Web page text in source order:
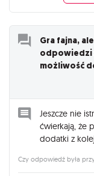
Gra fajna,
odpowiedzi
możliwość
Jeszcze nie
ćwierkają, że
dodatki z
Czy odpowiedź była